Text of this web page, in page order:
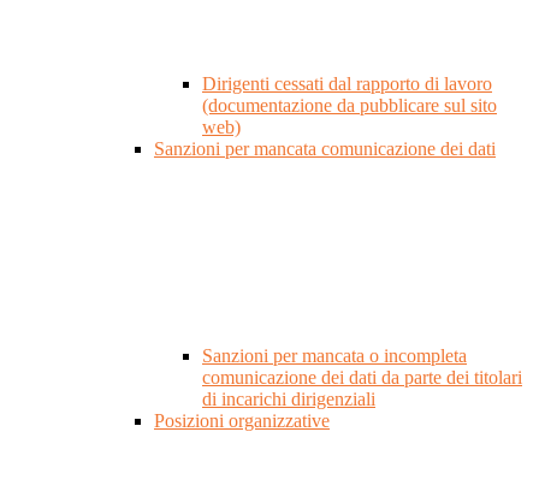
Dirigenti cessati dal rapporto di lavoro
(documentazione da pubblicare sul sito
web)
Sanzioni per mancata comunicazione dei dati
Sanzioni per mancata o incompleta
comunicazione dei dati da parte dei titolari
di incarichi dirigenziali
Posizioni organizzative